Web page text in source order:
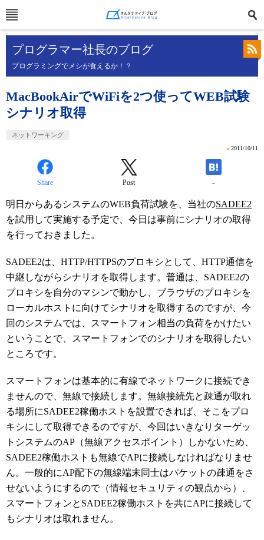
プログラマー社長のブログ
プログラミングでメシが食えるか！？
MacBookAirでWiFiを2つ使ってWEB試験
シナリオ取得
ネットワーキング
» 2011/10/11
Share Post -
明日からあるシステムのWEB負荷試験を、当社のSADEE2
を試用して実施する予定で、今日は事前にシナリオの取得
を行っておきました。
SADEE2は、HTTP/HTTPSのプロキシとして、HTTP通信を
中継しながらシナリオを取得します。普通は、SADEE2の
プロキシを自分のマシンで動かし、ブラウザのプロキシを
ローカルホストに向けてシナリオを取得するのですが、今
回のシステムでは、スマートフォン相当の負荷をかけたい
ということで、スマートフォンでのシナリオを取得したい
ところです。
スマートフォンは基本的に有線でネットワークに接続でき
ませんので、無線で接続します。無線接続先と疎通が取れ
る場所にSADEE2稼働ホストを設置できれば、そこをプロ
キシにして取得できるのですが、今回はいきなりターゲッ
トシステムのAP（無線アクセスポイント）しかないため、
SADEE2稼働ホストも無線でAPに接続しなければなりませ
ん。一般的にAP配下の無線端末同士はパケットの疎通をさ
せないようにするので（情報セキュリティの観点から）、
スマートフォンとSADEE2稼働ホストを共にAPに接続して
もシナリオは取れません。